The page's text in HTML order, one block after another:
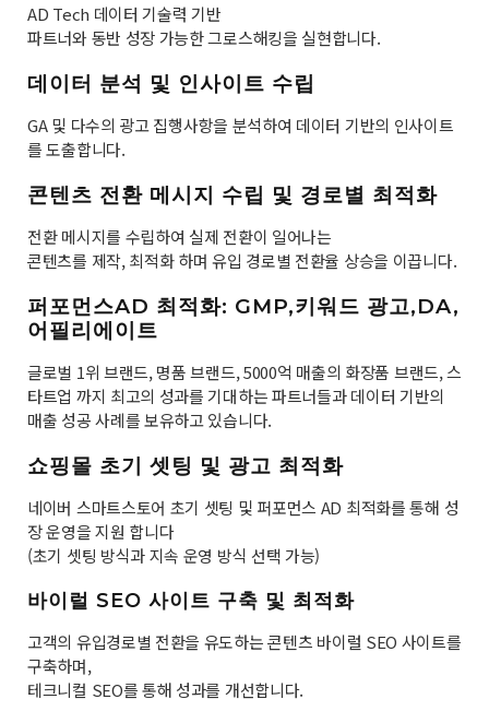
AD Tech 데이터 기술력 기반
파트너와 동반 성장 가능한 그로스해킹을 실현합니다.
데이터 분석 및 인사이트 수립
GA 및 다수의 광고 집행사항을 분석하여 데이터 기반의 인사이트
를 도출합니다.
콘텐츠 전환 메시지 수립 및 경로별 최적화
전환 메시지를 수립하여 실제 전환이 일어나는
콘텐츠를 제작, 최적화 하며 유입 경로별 전환율 상승을 이끕니다.
퍼포먼스AD 최적화: GMP,키워드 광고,DA,
어필리에이트
글로벌 1위 브랜드, 명품 브랜드, 5000억 매출의 화장품 브랜드, 스
타트업 까지 최고의 성과를 기대하는 파트너들과 데이터 기반의
매출 성공 사례를 보유하고 있습니다.
쇼핑몰 초기 셋팅 및 광고 최적화
네이버 스마트스토어 초기 셋팅 및 퍼포먼스 AD 최적화를 통해 성
장 운영을 지원 합니다
(초기 셋팅 방식과 지속 운영 방식 선택 가능)
바이럴 SEO 사이트 구축 및 최적화
고객의 유입경로별 전환을 유도하는 콘텐츠 바이럴 SEO 사이트를
구축하며,
테크니컬 SEO를 통해 성과를 개선합니다.